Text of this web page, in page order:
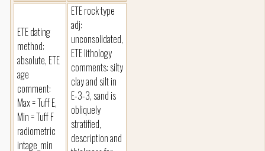
ETE dating
method:
absolute, ETE
age
comment:
Max = Tuff E,
Min = Tuff F
radiometric
intage_min
ETE rock type
adj:
unconsolidated,
ETE lithology
comments: silty
clay and silt in
E-3-3, sand is
obliquely
stratified,
description and